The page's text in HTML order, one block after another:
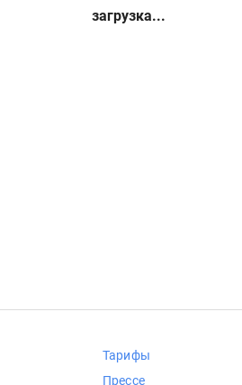
загрузка...
Тарифы
Прессе